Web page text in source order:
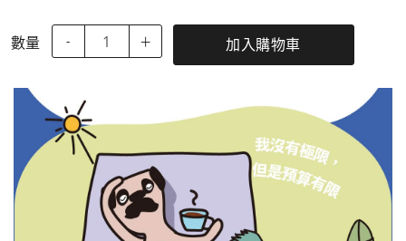
數量 - ＋ 加入購物車